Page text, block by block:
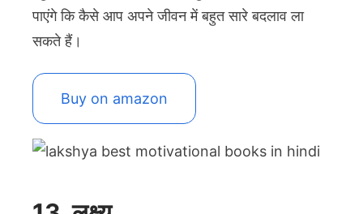
पाएंगे कि कैसे आप अपने जीवन में बहुत सारे बदलाव ला
सकते हैं।
Buy on amazon